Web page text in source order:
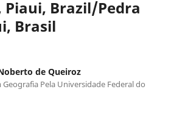
Piaui, Brazil/Pedra
Brasil
de Queiroz
Geografia Pela Universidade Federal do